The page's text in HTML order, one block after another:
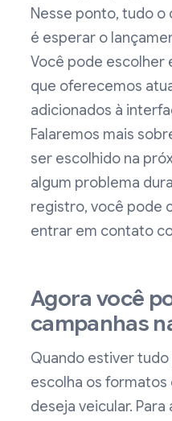
Nesse ponto, tudo
é esperar o
Você pode escolher
que oferecemos
adicionados à
Falaremos mais
ser escolhido na
algum problema
registro, você pode
entrar em contato
Agora você
campanhas
Quando estiver
escolha os formatos
deseja veicular.